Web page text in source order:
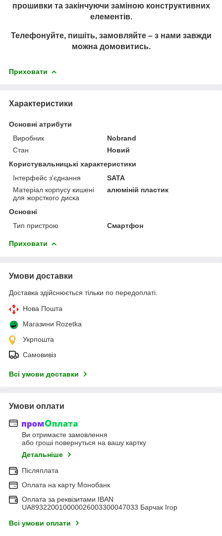
прошивки та закінчуючи заміною конструктивних
елементів.
Телефонуйте, пишіть, замовляйте – з нами завжди
можна домовитись.
Приховати
Характеристики
Основні атрибути
Виробник
Nobrand
Стан
Новий
Користувальницькі характеристики
Інтерфейс з'єднання
SATA
Матеріал корпусу кишені
для жорсткого диска
алюміній пластик
Основні
Тип пристрою
Смартфон
Приховати
Умови доставки
Доставка здійснюється тільки по передоплаті.
Нова Пошта
Магазини Rozetka
Укрпошта
Самовивіз
Всі умови доставки
Умови оплати
Ви отримаєте замовлення
або гроші повернуться на вашу картку
Детальніше
Післяплата
Оплата на карту Монобанк
Оплата за реквізитами IBAN
UA893220010000026003300047033 Барчак Ігор
Всі умови оплати